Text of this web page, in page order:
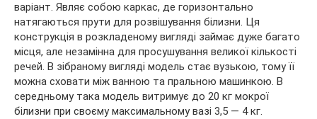
варіант. Являє собою каркас, де горизонтально
натягаються прути для розвішування білизни. Ця
конструкція в розкладеному вигляді займає дуже багато
місця, але незамінна для просушування великої кількості
речей. В зібраному вигляді модель стає вузькою, тому її
можна сховати між ванною та пральною машинкою. В
середньому така модель витримує до 20 кг мокрої
білизни при своєму максимальному вазі 3,5 — 4 кг.